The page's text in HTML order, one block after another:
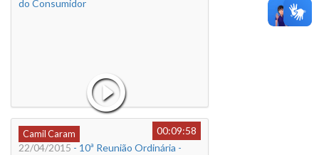
do Consumidor
Camil Caram
00:09:58
22/04/2015 - 10ª Reunião Ordinária -